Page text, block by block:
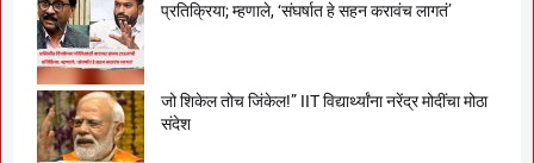
प्रतिक्रिया; म्हणाले, ‘संघर्षात हे सहन करावंच लागतं’
जो शिकेल तोच जिंकेल!” IIT विद्यार्थ्यांना नरेंद्र मोदींचा मोठा
संदेश